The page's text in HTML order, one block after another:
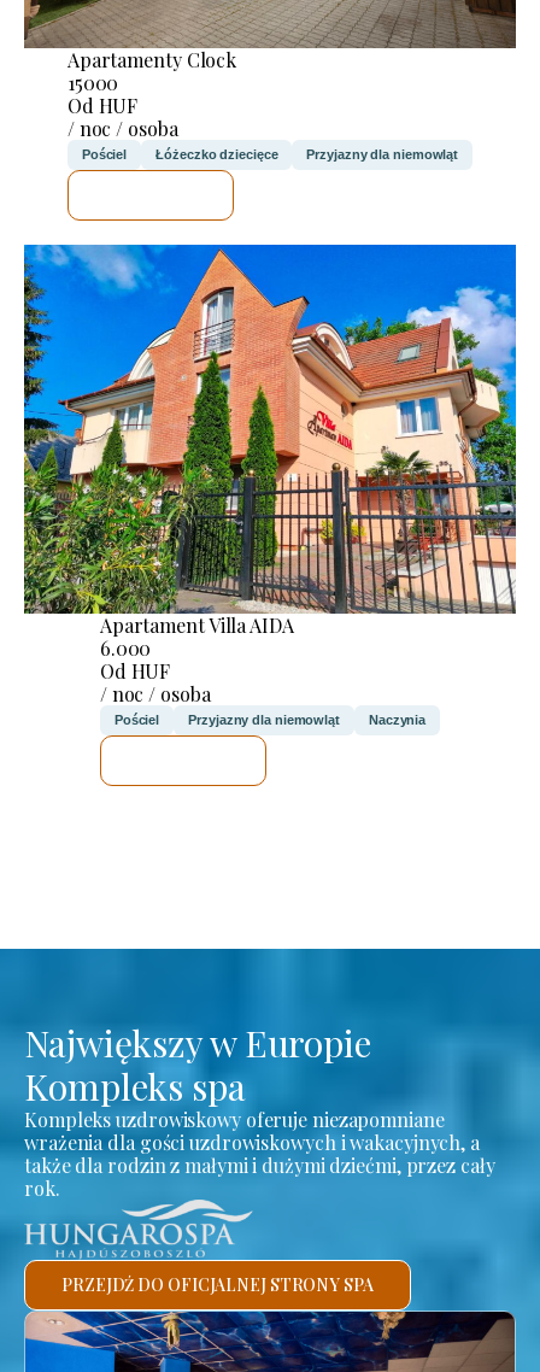
Apartamenty Clock
15000
Od HUF
/ noc / osoba
Pościel Łóżeczko dziecięce Przyjazny dla niemowląt
Apartament Villa AIDA
6.000
Od HUF
/ noc / osoba
Pościel Przyjazny dla niemowląt Naczynia
Największy w Europie
Kompleks spa
Kompleks uzdrowiskowy oferuje niezapomniane
wrażenia dla gości uzdrowiskowych i wakacyjnych, a
także dla rodzin z małymi i dużymi dziećmi, przez cały
rok.
PRZEJDŹ DO OFICJALNEJ STRONY SPA